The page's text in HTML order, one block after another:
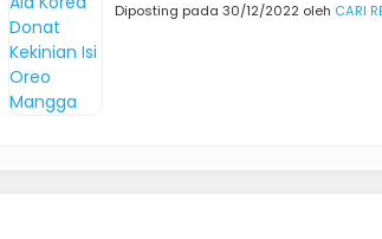
Diposting pada 30/12/2022 oleh CARI